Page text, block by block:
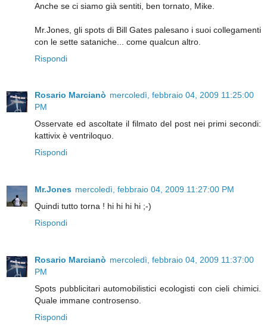
Anche se ci siamo già sentiti, ben tornato, Mike.
Mr.Jones, gli spots di Bill Gates palesano i suoi collegamenti
con le sette sataniche... come qualcun altro.
Rispondi
Rosario Marcianò mercoledì, febbraio 04, 2009 11:25:00
PM
Osservate ed ascoltate il filmato del post nei primi secondi:
kattivix è ventriloquo.
Rispondi
Mr.Jones mercoledì, febbraio 04, 2009 11:27:00 PM
Quindi tutto torna ! hi hi hi hi ;-)
Rispondi
Rosario Marcianò mercoledì, febbraio 04, 2009 11:37:00
PM
Spots pubblicitari automobilistici ecologisti con cieli chimici.
Quale immane controsenso.
Rispondi